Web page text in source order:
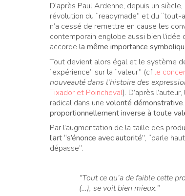
D’après Paul Ardenne, depuis un
révolution du “readymade” et du
n’a cessé de remettre en cause les
contemporain englobe aussi bien l’idée
accorde la même importance
Tout devient alors égal et le système
“expérience” sur la “valeur” (cfle
nouveauté dans l’histoire des
Tixador et Poincheval). D’après
radical dans une volonté démonstrative
proportionnellement inverse à toute
Par l’augmentation de la taille des
l’art “s’énonce avec autorité”, “parle
dépasse”.
“Tout ce qu’a de faible cette
(…), se voit bien mieux.”